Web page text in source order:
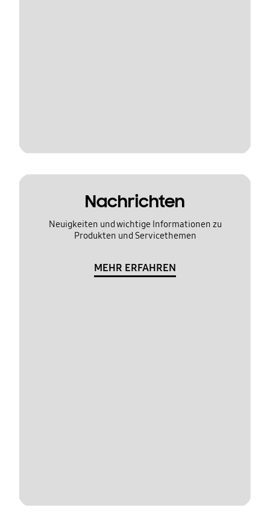
Nachrichten
Neuigkeiten und wichtige Informationen zu
Produkten und Servicethemen
MEHR ERFAHREN